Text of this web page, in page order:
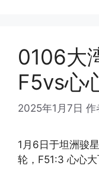
0106大
F5vs心
2025年1月7日 作
1月6日于坦洲骏
轮，F51:3 心心